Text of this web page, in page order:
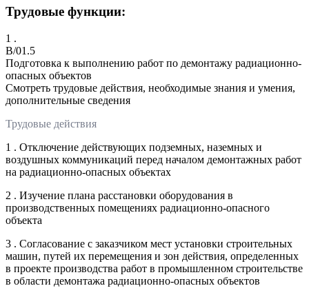
Трудовые функции:
1 .
B/01.5
Подготовка к выполнению работ по демонтажу радиационно-
опасных объектов
Смотреть трудовые действия, необходимые знания и умения,
дополнительные сведения
Трудовые действия
1 . Отключение действующих подземных, наземных и
воздушных коммуникаций перед началом демонтажных работ
на радиационно-опасных объектах
2 . Изучение плана расстановки оборудования в
производственных помещениях радиационно-опасного
объекта
3 . Согласование с заказчиком мест установки строительных
машин, путей их перемещения и зон действия, определенных
в проекте производства работ в промышленном строительстве
в области демонтажа радиационно-опасных объектов